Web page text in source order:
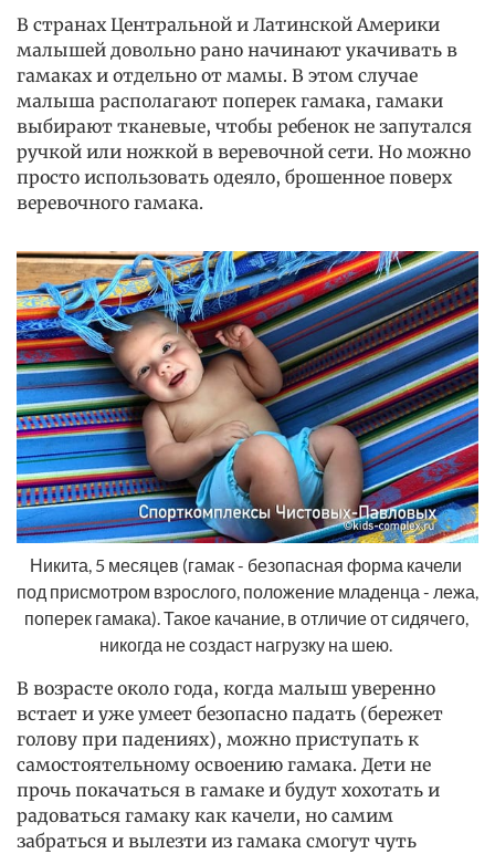
В странах Центральной и Латинской Америки
малышей довольно рано начинают укачивать в
гамаках и отдельно от мамы. В этом случае
малыша располагают поперек гамака, гамаки
выбирают тканевые, чтобы ребенок не запутался
ручкой или ножкой в веревочной сети. Но можно
просто использовать одеяло, брошенное поверх
веревочного гамака.
Никита, 5 месяцев (гамак - безопасная форма качели
под присмотром взрослого, положение младенца - лежа,
поперек гамака). Такое качание, в отличие от сидячего,
никогда не создаст нагрузку на шею.
В возрасте около года, когда малыш уверенно
встает и уже умеет безопасно падать (бережет
голову при падениях), можно приступать к
самостоятельному освоению гамака. Дети не
прочь покачаться в гамаке и будут хохотать и
радоваться гамаку как качели, но самим
забраться и вылезти из гамака смогут чуть